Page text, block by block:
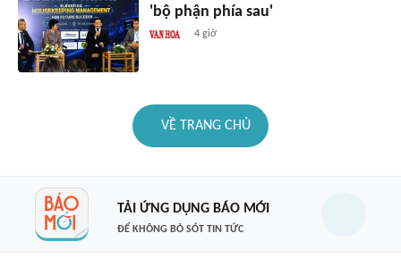
'bộ phận phía sau'
4 giờ
VỀ TRANG CHỦ
TẢI ỨNG DỤNG BÁO MỚI
ĐỂ KHÔNG BỎ SÓT TIN TỨC